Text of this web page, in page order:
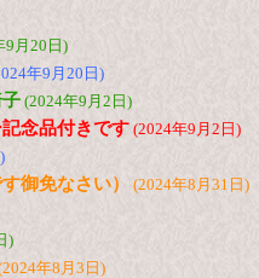
9月20日)
年9月20日)
(2024年9月2日)
念品付きです (2024年9月2日)
御免なさい） (2024年8月31日)
)
年8月3日)